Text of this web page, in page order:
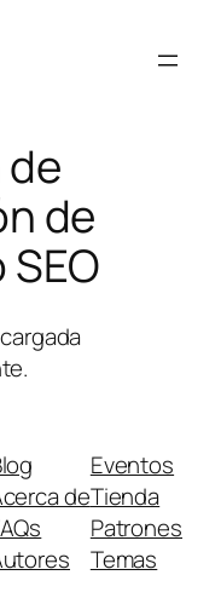
de
de
Eventos
Tienda
Patrones
Temas